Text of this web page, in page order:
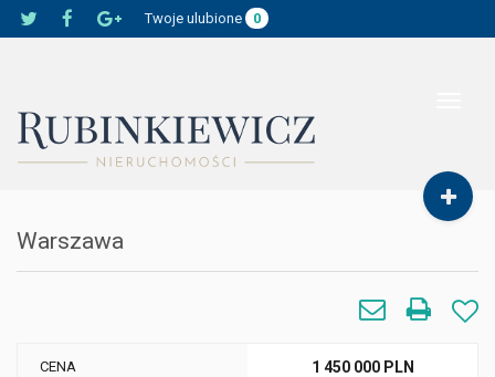
Twoje ulubione 0
Warszawa
CENA 1 450 000 PLN